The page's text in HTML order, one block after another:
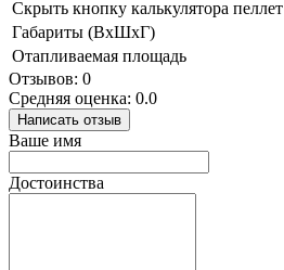
Скрыть кнопку калькулятора пеллет
Габариты (ВхШхГ)
Отапливаемая площадь
Отзывов: 0
Средняя оценка: 0.0
Написать отзыв
Ваше имя
Достоинства